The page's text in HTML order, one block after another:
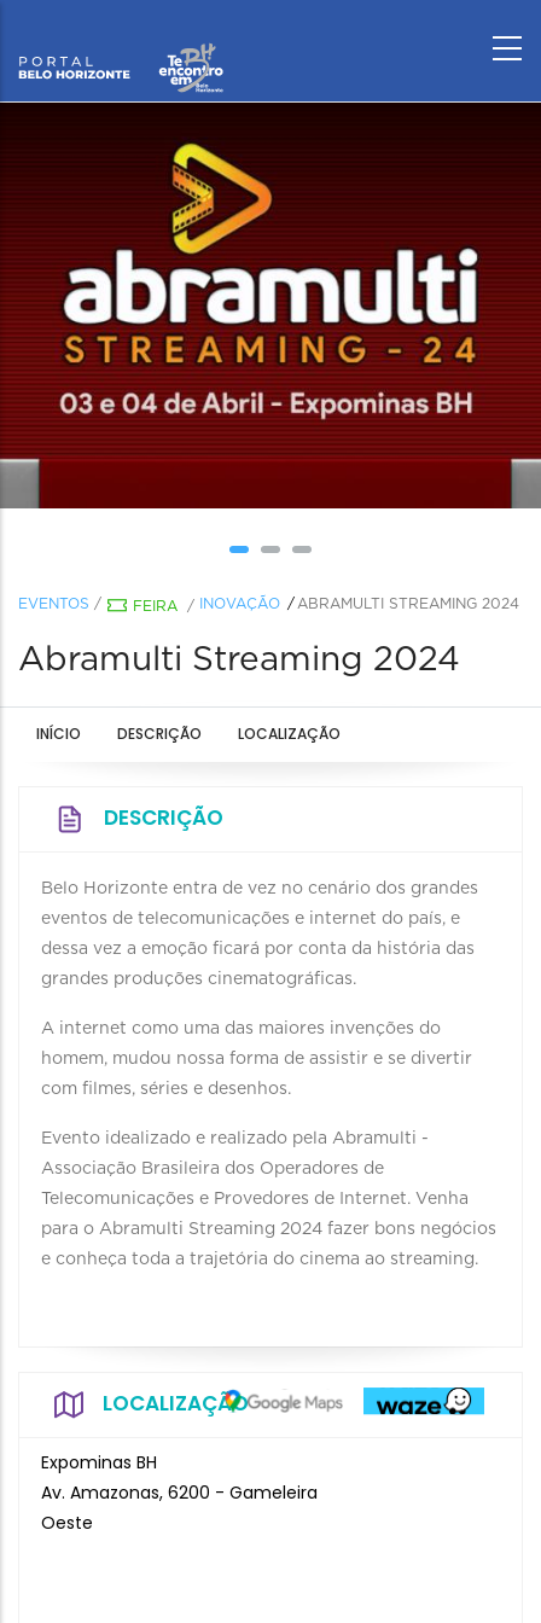
EVENTOS / FEIRA / INOVAÇÃO ABRAMULTI STREAMING 2024
Abramulti Streaming 2024
INÍCIO DESCRIÇÃO LOCALIZAÇÃO
DESCRIÇÃO
Belo Horizonte entra de vez no cenário dos grandes
eventos de telecomunicações e internet do país, e
dessa vez a emoção ficará por conta da história das
grandes produções cinematográficas.
A internet como uma das maiores invenções do
homem, mudou nossa forma de assistir e se divertir
com filmes, séries e desenhos.
Evento idealizado e realizado pela Abramulti -
Associação Brasileira dos Operadores de
Telecomunicações e Provedores de Internet. Venha
para o Abramulti Streaming 2024 fazer bons negócios
e conheça toda a trajetória do cinema ao streaming.
LOCALIZAÇÃO
Expominas BH
Av. Amazonas, 6200 - Gameleira
Oeste